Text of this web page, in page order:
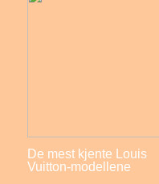
De mest kjente Louis
Vuitton-modellene